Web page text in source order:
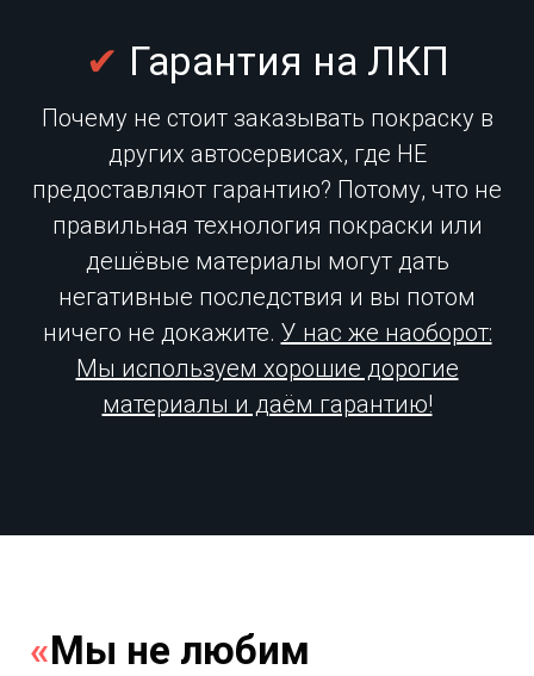
✔ Гарантия на ЛКП
Почему не стоит заказывать покраску в
других автосервисах, где НЕ
предоставляют гарантию? Потому, что не
правильная технология покраски или
дешёвые материалы могут дать
негативные последствия и вы потом
ничего не докажите. У нас же наоборот:
Мы используем хорошие дорогие
материалы и даём гарантию!
«Мы не любим